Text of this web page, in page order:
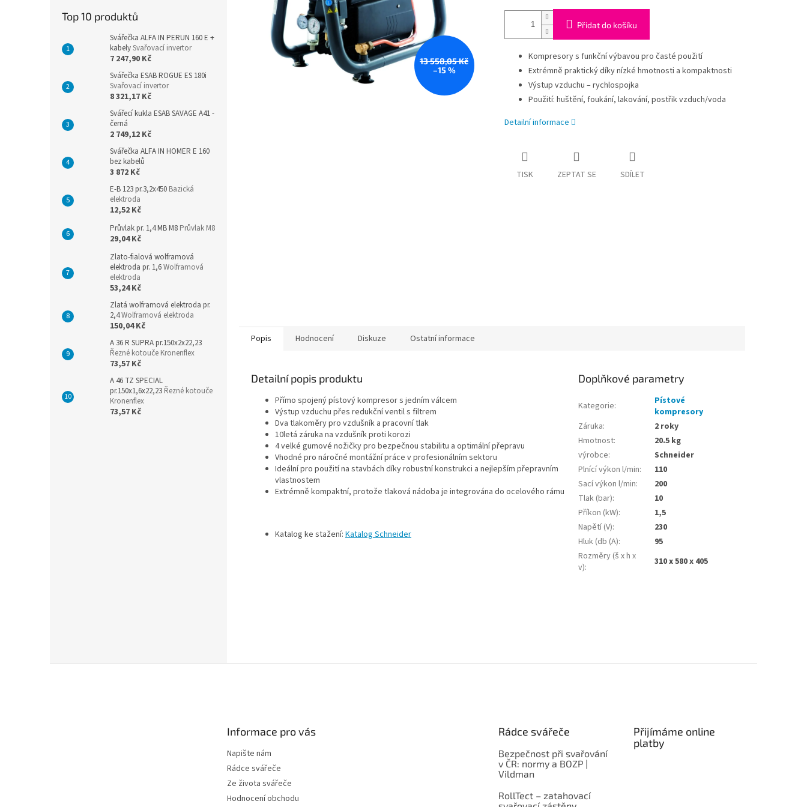
Top 10 produktů
Svářečka ALFA IN PERUN 160 E +
kabelySvařovací invertor
7 247,90 Kč
Svářečka ESAB ROGUE ES 180i
Svařovací invertor
8 321,17 Kč
Svářecí kukla ESAB SAVAGE A41 -
černá
2 749,12 Kč
Svářečka ALFA IN HOMER E 160
bez kabelů
3 872 Kč
E-B 123 pr.3,2x450 Bazická
elektroda
12,52 Kč
Průvlak pr. 1,4 MB M8 Průvlak M8
29,04 Kč
Zlato-fialová wolframová
elektroda pr. 1,6Wolframová
elektroda
53,24 Kč
Zlatá wolframová elektroda pr.
2,4Wolframová elektroda
150,04 Kč
A 36 R SUPRA pr.150x2x22,23
Řezné kotouče Kronenflex
73,57 Kč
A 46 TZ SPECIAL
pr.150x1,6x22,23 Řezné kotouče
Kronenflex
73,57 Kč
13 558,05 Kč
–15 %
Přidat do košíku
Kompresory s funkční výbavou pro časté použití
Extrémně praktický díky nízké hmotnosti a kompaktnosti
Výstup vzduchu – rychlospojka
Použití: huštění, foukání, lakování, postřik vzduch/voda
Detailní informace
TISK ZEPTAT SE SDÍLET
Popis Hodnocení Diskuze Ostatní informace
Detailní popis produktu
Přímo spojený pístový kompresor s jedním válcem
Výstup vzduchu přes redukční ventil s filtrem
Dva tlakoměry pro vzdušník a pracovní tlak
10letá záruka na vzdušník proti korozi
4 velké gumové nožičky pro bezpečnou stabilitu a optimální přepravu
Vhodné pro náročné montážní práce v profesionálním sektoru
Ideální pro použití na stavbách díky robustní konstrukci a nejlepším přepravním
vlastnostem
Extrémně kompaktní, protože tlaková nádoba je integrována do ocelového rámu
Katalog ke stažení: Katalog Schneider
Doplňkové parametry
Kategorie:
Pístové
kompresory
Záruka:
2 roky
Hmotnost:
20.5 kg
výrobce:
Schneider
Plnící výkon l/min:
110
Sací výkon l/min:
200
Tlak (bar):
10
Příkon (kW):
1,5
Napětí (V):
230
Hluk (db (A):
95
Rozměry (š x h x
v): 310 x 580 x 405
Informace pro vás
Napište nám
Rádce svářeče
Ze života svářeče
Hodnocení obchodu
Rádce svářeče
Bezpečnost při svařování
v ČR: normy a BOZP |
Vildman
RollTect – zatahovací
Přijímáme online
platby